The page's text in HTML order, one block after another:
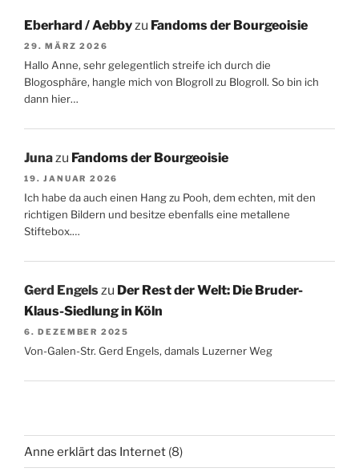
Eberhard / Aebbyzu Fandoms der Bourgeoisie
29. MÄRZ 2026
Hallo Anne, sehr gelegentlich streife ich durch die
Blogosphäre, hangle mich von Blogroll zu Blogroll. So bin ich
dann hier…
Juna zu Fandoms der Bourgeoisie
19. JANUAR 2026
Ich habe da auch einen Hang zu Pooh, dem echten, mit den
richtigen Bildern und besitze ebenfalls eine metallene
Stiftebox.…
Gerd Engels zu Der Rest der Welt: Die Bruder-
Klaus-Siedlung in Köln
6. DEZEMBER 2025
Von-Galen-Str. Gerd Engels, damals Luzerner Weg
Anne erklärt das Internet (8)